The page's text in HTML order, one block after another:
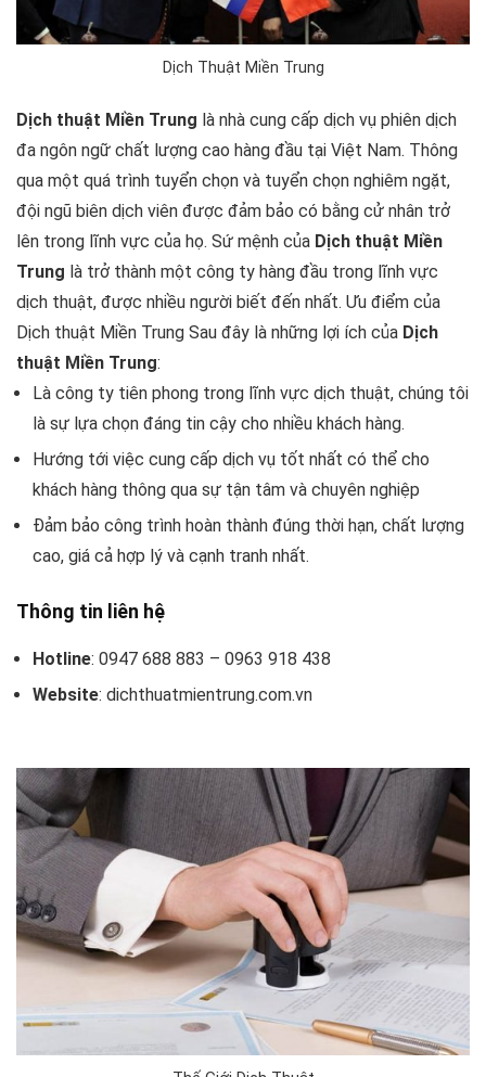
Dịch Thuật Miền Trung
Dịch thuật Miền Trung là nhà cung cấp dịch vụ phiên dịch
đa ngôn ngữ chất lượng cao hàng đầu tại Việt Nam. Thông
qua một quá trình tuyển chọn và tuyển chọn nghiêm ngặt,
đội ngũ biên dịch viên được đảm bảo có bằng cử nhân trở
lên trong lĩnh vực của họ. Sứ mệnh của Dịch thuật Miền
Trung là trở thành một công ty hàng đầu trong lĩnh vực
dịch thuật, được nhiều người biết đến nhất. Ưu điểm của
Dịch thuật Miền Trung Sau đây là những lợi ích của Dịch
thuật Miền Trung:
Là công ty tiên phong trong lĩnh vực dịch thuật, chúng tôi
là sự lựa chọn đáng tin cậy cho nhiều khách hàng.
Hướng tới việc cung cấp dịch vụ tốt nhất có thể cho
khách hàng thông qua sự tận tâm và chuyên nghiệp
Đảm bảo công trình hoàn thành đúng thời hạn, chất lượng
cao, giá cả hợp lý và cạnh tranh nhất.
Thông tin liên hệ
Hotline: 0947 688 883 – 0963 918 438
Website: dichthuatmientrung.com.vn